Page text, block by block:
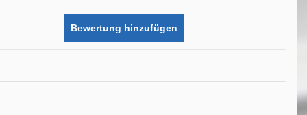
Bewertung hinzufügen